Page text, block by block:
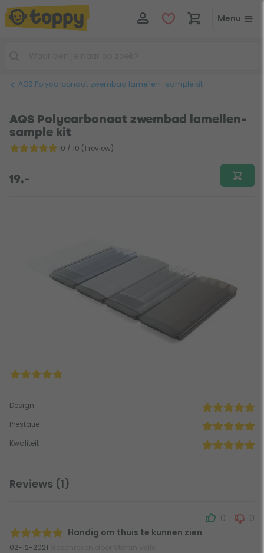
Menu
AQS Polycarbonaat zwembad lamellen- sample kit
AQS Polycarbonaat zwembad lamellen-
sample kit
10 / 10 (1 review)
19,-
Design
Prestatie
Kwaliteit
Reviews (1)
Handig om thuis te kunnen zien
02-12-2021
0 0